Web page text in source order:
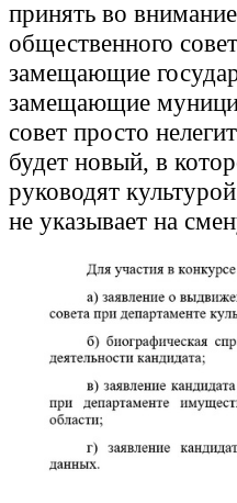
принять во
общественного
замещающие
замещающие
совет просто
будет новый, в
руководят
не указывает на